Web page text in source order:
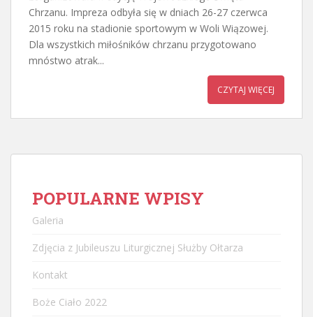
Chrzanu. Impreza odbyła się w dniach 26-27 czerwca
2015 roku na stadionie sportowym w Woli Wiązowej.
Dla wszystkich miłośników chrzanu przygotowano
mnóstwo atrak...
CZYTAJ WIĘCEJ
POPULARNE WPISY
Galeria
Zdjęcia z Jubileuszu Liturgicznej Służby Ołtarza
Kontakt
Boże Ciało 2022